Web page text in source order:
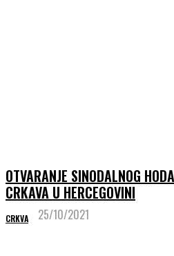
OTVARANJE SINODALNOG
CRKAVA U HERCEGOVINI
CRKVA 25/10/2021